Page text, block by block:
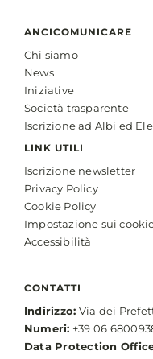
ANCICOMUNICARE
Chi siamo
News
Iniziative
Società trasparente
Iscrizione ad Albi ed
LINK UTILI
Iscrizione newsletter
Privacy Policy
Cookie Policy
Impostazione sui
Accessibilità
CONTATTI
Indirizzo: Via dei
Numeri: +39 06
Data Protection